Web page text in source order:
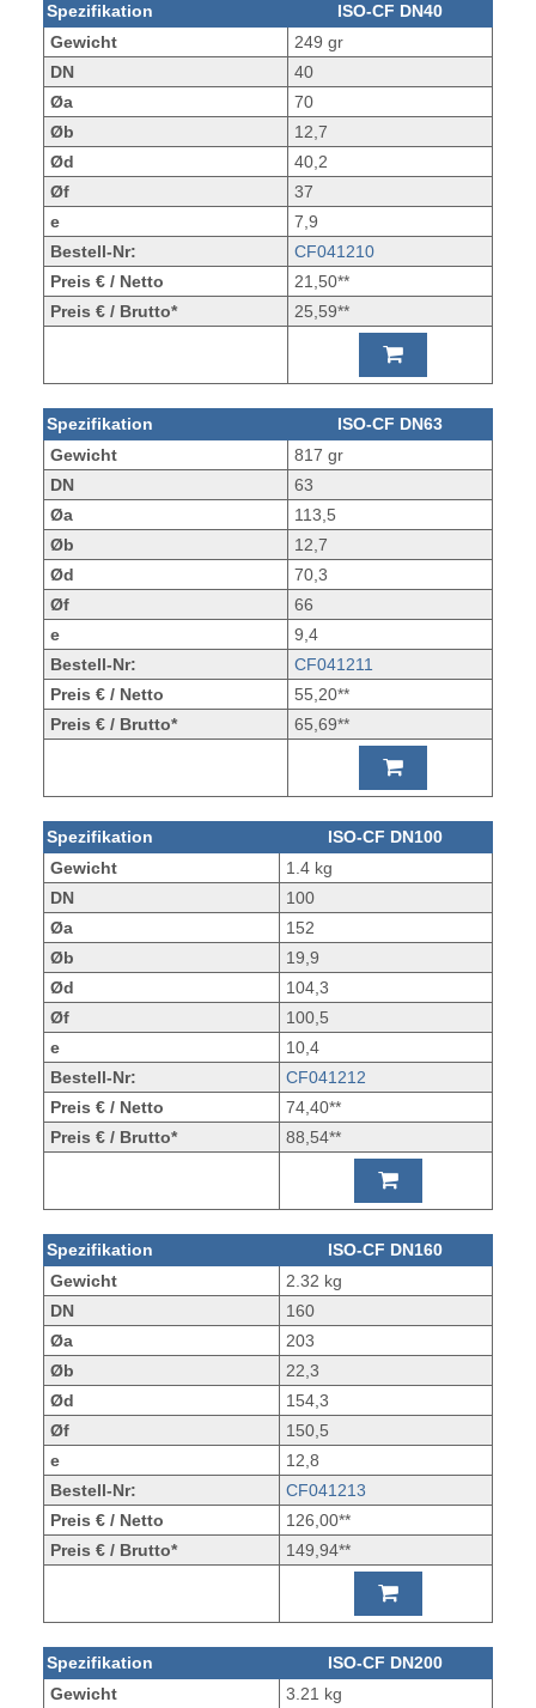
Spezifikation
ISO-CF DN40
Gewicht
249 gr
DN
40
Øa
70
Øb
12,7
Ød
40,2
Øf
37
e
7,9
Bestell-Nr:
CF041210
Preis € / Netto
21,50**
Preis € / Brutto*
25,59**
Spezifikation
ISO-CF DN63
Gewicht
817 gr
DN
63
Øa
113,5
Øb
12,7
Ød
70,3
Øf
66
e
9,4
Bestell-Nr:
CF041211
Preis € / Netto
55,20**
Preis € / Brutto*
65,69**
Spezifikation
ISO-CF DN100
Gewicht
1.4 kg
DN
100
Øa
152
Øb
19,9
Ød
104,3
Øf
100,5
e
10,4
Bestell-Nr:
CF041212
Preis € / Netto
74,40**
Preis € / Brutto*
88,54**
Spezifikation
ISO-CF DN160
Gewicht
2.32 kg
DN
160
Øa
203
Øb
22,3
Ød
154,3
Øf
150,5
e
12,8
Bestell-Nr:
CF041213
Preis € / Netto
126,00**
Preis € / Brutto*
149,94**
Spezifikation
ISO-CF DN200
Gewicht
3.21 kg